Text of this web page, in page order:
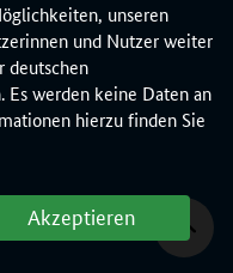
unseren
und Nutzer weiter
deutschen
Es werden keine Daten an
hierzu finden Sie
Akzeptieren